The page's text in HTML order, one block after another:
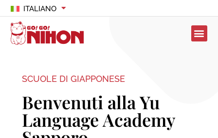
ITALIANO
SCUOLE DI GIAPPONESE
Benvenuti alla Yu
Language Academy